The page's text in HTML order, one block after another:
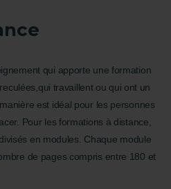
qui apporte une formation
travaillent ou qui ont un
est idéal pour les personnes
Pour les formations à distance,
en modules. Chaque module
de pages compris entre 180 et